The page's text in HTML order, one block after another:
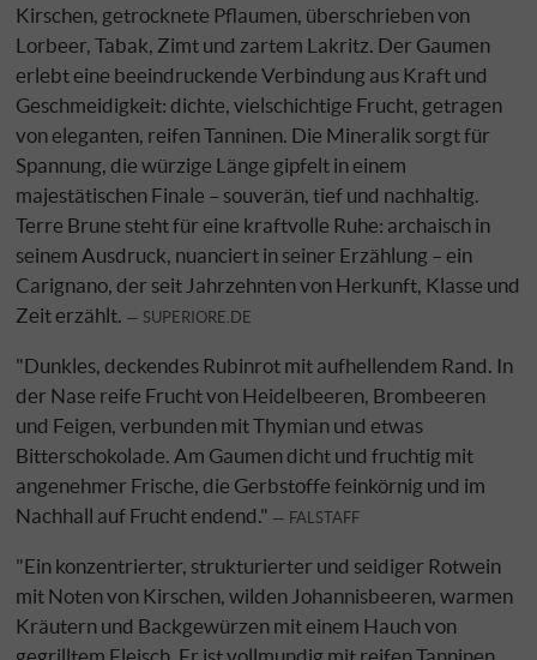
Kirschen, getrocknete Pflaumen, überschrieben von
Lorbeer, Tabak, Zimt und zartem Lakritz. Der Gaumen
erlebt eine beeindruckende Verbindung aus Kraft und
Geschmeidigkeit: dichte, vielschichtige Frucht, getragen
von eleganten, reifen Tanninen. Die Mineralik sorgt für
Spannung, die würzige Länge gipfelt in einem
majestätischen Finale – souverän, tief und nachhaltig.
Terre Brune steht für eine kraftvolle Ruhe: archaisch in
seinem Ausdruck, nuanciert in seiner Erzählung – ein
Carignano, der seit Jahrzehnten von Herkunft, Klasse und
Zeit erzählt.
SUPERIORE.DE
"Dunkles, deckendes Rubinrot mit aufhellendem Rand. In
der Nase reife Frucht von Heidelbeeren, Brombeeren
und Feigen, verbunden mit Thymian und etwas
Bitterschokolade. Am Gaumen dicht und fruchtig mit
angenehmer Frische, die Gerbstoffe feinkörnig und im
Nachhall auf Frucht endend."
FALSTAFF
"Ein konzentrierter, strukturierter und seidiger Rotwein
mit Noten von Kirschen, wilden Johannisbeeren, warmen
Kräutern und Backgewürzen mit einem Hauch von